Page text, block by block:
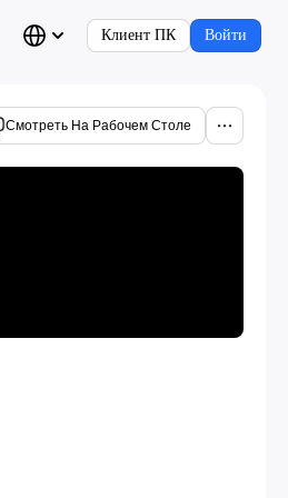
Клиент ПК Войти
Смотреть На Рабочем Столе